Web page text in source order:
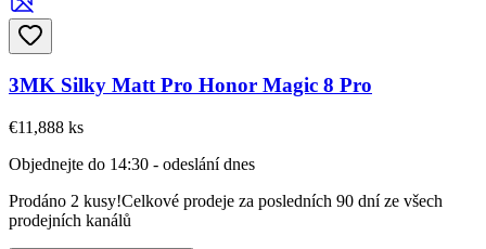
3MK Silky Matt Pro Honor Magic 8 Pro
€11,888 ks
Objednejte do 14:30 - odeslání dnes
Prodáno 2 kusy!Celkové prodeje za posledních 90 dní ze všech
prodejních kanálů